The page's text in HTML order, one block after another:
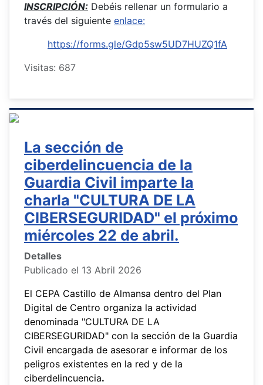
INSCRIPCIÓN: Debéis rellenar un formulario a
través del siguiente enlace:
https://forms.gle/Gdp5sw5UD7HUZQ1fA
Visitas: 687
La sección de
ciberdelincuencia de la
Guardia Civil imparte la
charla "CULTURA DE LA
CIBERSEGURIDAD" el próximo
miércoles 22 de abril.
Detalles
Publicado el 13 Abril 2026
El CEPA Castillo de Almansa dentro del Plan
Digital de Centro organiza la actividad
denominada "CULTURA DE LA
CIBERSEGURIDAD" con la sección de la Guardia
Civil encargada de asesorar e informar de los
peligros existentes en la red y de la
ciberdelincuencia.